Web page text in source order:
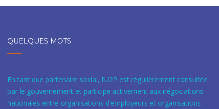
QUELQUES MOTS
En tant que partenaire social, l’U2P est régulièrement consultée
par le gouvernement et participe activement aux négociations
nationales entre organisations d’employeurs et organisations